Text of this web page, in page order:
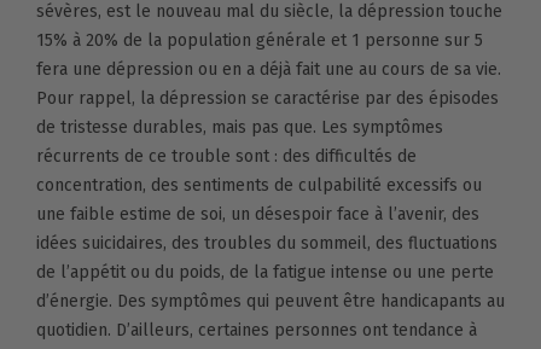
sévères, est le nouveau mal du siècle, la dépression touche
15% à 20% de la population générale et 1 personne sur 5
fera une dépression ou en a déjà fait une au cours de sa vie.
Pour rappel, la dépression se caractérise par des épisodes
de tristesse durables, mais pas que. Les symptômes
récurrents de ce trouble sont : des difficultés de
concentration, des sentiments de culpabilité excessifs ou
une faible estime de soi, un désespoir face à l’avenir, des
idées suicidaires, des troubles du sommeil, des fluctuations
de l’appétit ou du poids, de la fatigue intense ou une perte
d’énergie. Des symptômes qui peuvent être handicapants au
quotidien. D’ailleurs, certaines personnes ont tendance à